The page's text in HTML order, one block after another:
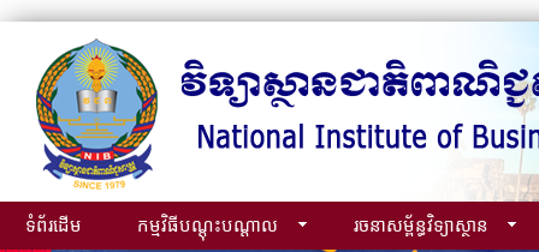
ទំព័រដើម កម្មវិធីបណ្ដុះបណ្ដាល រចនាសម្ព័ន្ធវិទ្យាស្ថាន